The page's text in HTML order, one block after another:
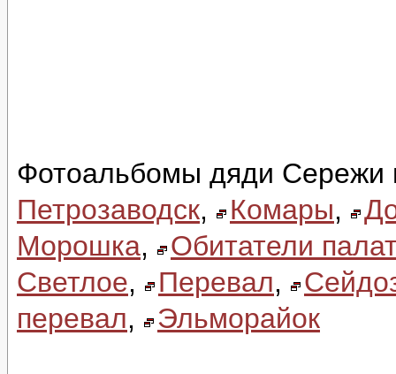
Фотоальбомы дяди Сережи
Петрозаводск, Комары,
Морошка,
Обитатели
Светлое, Перевал,
перевал, Эльморайок